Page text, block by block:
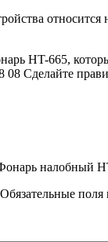
HT-665,
Сделайте
налобный
Обязательные